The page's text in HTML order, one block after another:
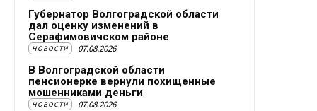
Губернатор Волгоградской области
дал оценку изменений в
Серафимовичском районе
НОВОСТИ 07.08.2026
В Волгоградской области
пенсионерке вернули похищенные
мошенниками деньги
НОВОСТИ 07.08.2026